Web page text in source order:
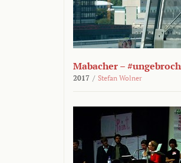
Mabacher –
2017 / Stefan Wolner